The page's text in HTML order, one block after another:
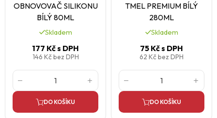
OBNOVOVAČ SILIKONU
BÍLÝ 80ML
Skladem
177 Kčs DPH
146 Kčbez DPH
DO KOŠÍKU
TMEL PREMIUM BÍLÝ
280ML
Skladem
75 Kčs DPH
62 Kčbez DPH
DO KOŠÍKU